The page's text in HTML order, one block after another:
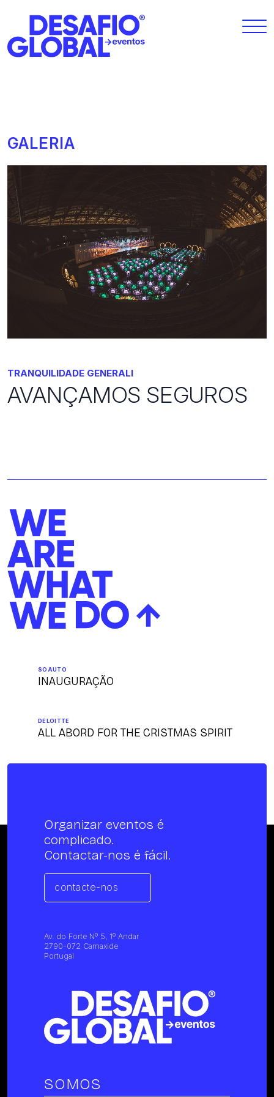
GALERIA
TRANQUILIDADE GENERALI
AVANÇAMOS SEGUROS
SOAUTO
INAUGURAÇÃO
DELOITTE
ALL ABORD FOR THE CRISTMAS SPIRIT
Organizar eventos é
complicado.
Contactar-nos é fácil.
contacte-nos
Av. do Forte Nº 5, 1º Andar
2790-072 Carnaxide
Portugal
SOMOS